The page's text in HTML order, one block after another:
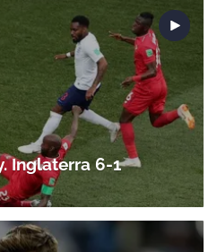
Inglaterra 6-1